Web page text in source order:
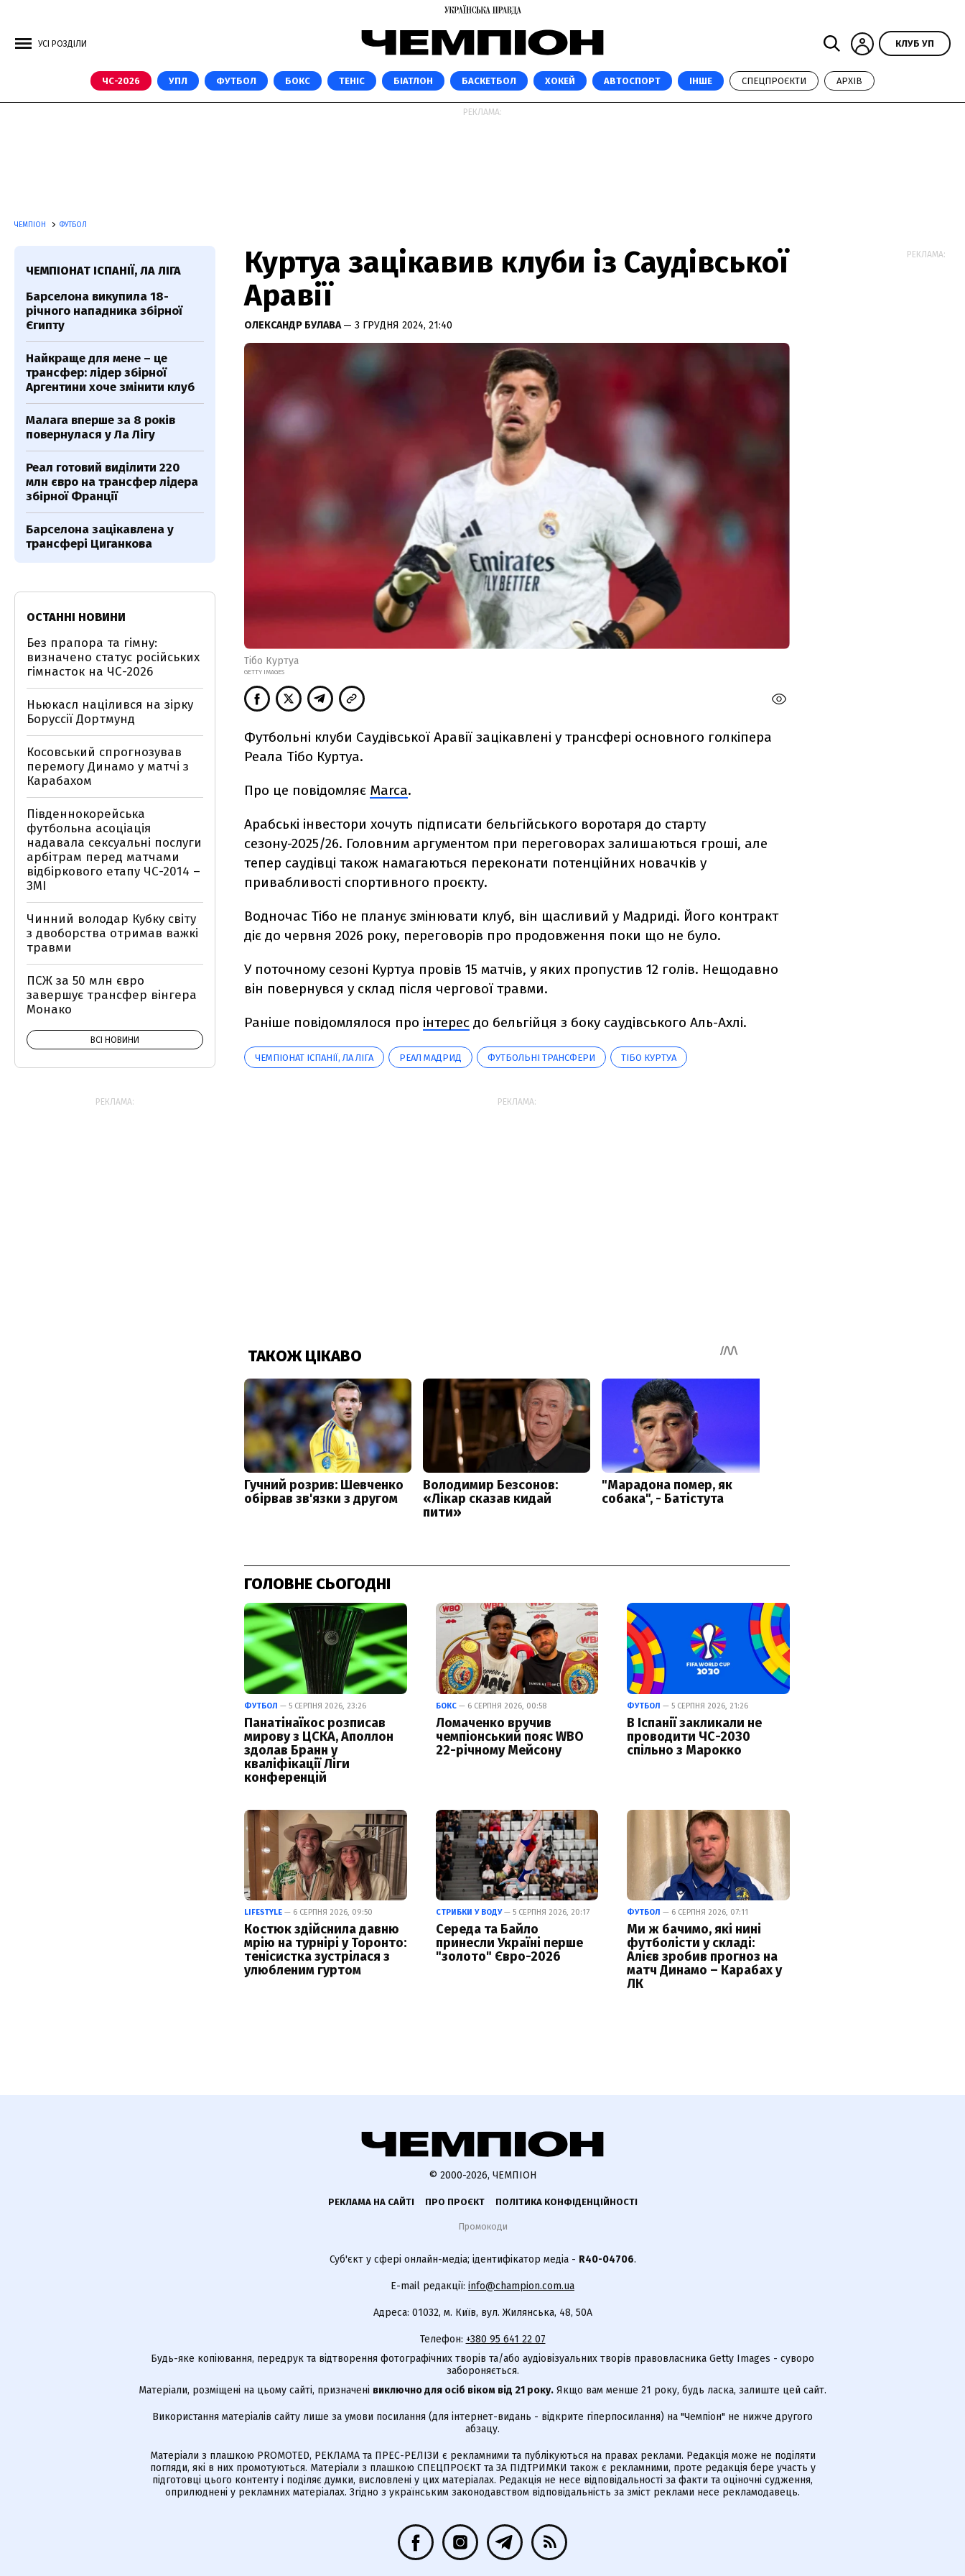
УСІ РОЗДІЛИ КЛУБ УП
ЧС-2026 УПЛ ФУТБОЛ БОКС ТЕНІС БІАТЛОН БАСКЕТБОЛ ХОКЕЙ АВТОСПОРТ ІНШЕ СПЕЦПРОЄКТИ АРХІВ
РЕКЛАМА:
ЧЕМПІОН ФУТБОЛ
Куртуа зацікавив клуби із Саудівської
Аравії
ОЛЕКСАНДР БУЛАВА— 3 ГРУДНЯ 2024, 21:40
Тібо Куртуа
GETTY IMAGES
Футбольні клуби Саудівської Аравії зацікавлені у трансфері основного голкіпера
Реала Тібо Куртуа.
Про це повідомляє Marca.
Арабські інвестори хочуть підписати бельгійського воротаря до старту
сезону-2025/26. Головним аргументом при переговорах залишаються гроші, але
тепер саудівці також намагаються переконати потенційних новачків у
привабливості спортивного проєкту.
Водночас Тібо не планує змінювати клуб, він щасливий у Мадриді. Його контракт
діє до червня 2026 року, переговорів про продовження поки що не було.
У поточному сезоні Куртуа провів 15 матчів, у яких пропустив 12 голів. Нещодавно
він повернувся у склад після чергової травми.
Раніше повідомлялося про інтерес до бельгійця з боку саудівського Аль-Ахлі.
ЧЕМПІОНАТ ІСПАНІЇ, ЛА ЛІГА РЕАЛ МАДРИД ФУТБОЛЬНІ ТРАНСФЕРИ ТІБО КУРТУА
РЕКЛАМА:
ГОЛОВНЕ СЬОГОДНІ
ФУТБОЛ — 5 СЕРПНЯ 2026, 23:26
Панатінаїкос розписав
мирову з ЦСКА, Аполлон
здолав Бранн у
кваліфікації Ліги
конференцій
БОКС— 6 СЕРПНЯ 2026, 00:58
Ломаченко вручив
чемпіонський пояс WBO
22-річному Мейсону
ФУТБОЛ — 5 СЕРПНЯ 2026, 21:26
В Іспанії закликали не
проводити ЧС-2030
спільно з Марокко
LIFESTYLE — 6 СЕРПНЯ 2026, 09:50
Костюк здійснила давню
мрію на турнірі у Торонто:
тенісистка зустрілася з
улюбленим гуртом
СТРИБКИ У ВОДУ— 5 СЕРПНЯ 2026, 20:17
Середа та Байло
принесли Україні перше
"золото" Євро-2026
ФУТБОЛ — 6 СЕРПНЯ 2026, 07:11
Ми ж бачимо, які нині
футболісти у складі:
Алієв зробив прогноз на
матч Динамо – Карабах у
ЛК
ЧЕМПІОНАТ ІСПАНІЇ, ЛА ЛІГА
Барселона викупила 18-
річного нападника збірної
Єгипту
Найкраще для мене – це
трансфер: лідер збірної
Аргентини хоче змінити клуб
Малага вперше за 8 років
повернулася у Ла Лігу
Реал готовий виділити 220
млн євро на трансфер лідера
збірної Франції
Барселона зацікавлена у
трансфері Циганкова
ОСТАННІ НОВИНИ
Без прапора та гімну:
визначено статус російських
гімнасток на ЧС-2026
Ньюкасл націлився на зірку
Боруссії Дортмунд
Косовський спрогнозував
перемогу Динамо у матчі з
Карабахом
Південнокорейська
футбольна асоціація
надавала сексуальні послуги
арбітрам перед матчами
відбіркового етапу ЧС-2014 –
ЗМІ
Чинний володар Кубку світу
з двоборства отримав важкі
травми
ПСЖ за 50 млн євро
завершує трансфер вінгера
Монако
ВСІ НОВИНИ
РЕКЛАМА:
РЕКЛАМА:
© 2000-2026, ЧЕМПІОН
РЕКЛАМА НА САЙТІ ПРО ПРОЄКТ ПОЛІТИКА КОНФІДЕНЦІЙНОСТІ
Промокоди
Суб'єкт у сфері онлайн-медіа; ідентифікатор медіа - R40-04706.
E-mail редакції: info@champion.com.ua
Адреса: 01032, м. Київ, вул. Жилянська, 48, 50А
Телефон: +380 95 641 22 07
Будь-яке копіювання, передрук та відтворення фотографічних творів та/або аудіовізуальних творів правовласника Getty Images - суворо
забороняється.
Матеріали, розміщені на цьому сайті, призначені виключно для осіб віком від 21 року. Якщо вам менше 21 року, будь ласка, залиште цей сайт.
Використання матеріалів сайту лише за умови посилання (для інтернет-видань - відкрите гіперпосилання) на "Чемпіон" не нижче другого
абзацу.
Матеріали з плашкою PROMOTED, РЕКЛАМА та ПРЕС-РЕЛІЗИ є рекламними та публікуються на правах реклами. Редакція може не поділяти
погляди, які в них промотуються. Матеріали з плашкою СПЕЦПРОЄКТ та ЗА ПІДТРИМКИ також є рекламними, проте редакція бере участь у
підготовці цього контенту і поділяє думки, висловлені у цих матеріалах. Редакція не несе відповідальності за факти та оціночні судження,
оприлюднені у рекламних матеріалах. Згідно з українським законодавством відповідальність за зміст реклами несе рекламодавець.